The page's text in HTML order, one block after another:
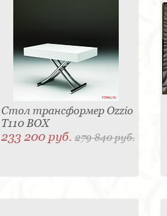
Стол трансформер Ozzio
T110 BOX
233 200 руб.279 840 руб.